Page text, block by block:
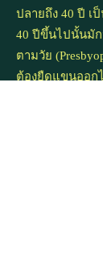
ปลายถึง 40 ปี เ
40 ปีขึ้นไปนั้นมัก
ตามวัย
ต้องยืดแขนออก